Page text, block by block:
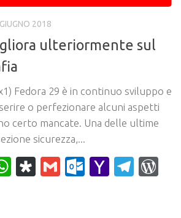
2018
ulteriormente sul
Fedora 29 è in continuo sviluppo e
o perfezionare alcuni aspetti
certo mancate. Una delle ultime
sicurezza,...
WhatsApp
Diaspora
Gmail Yahoo